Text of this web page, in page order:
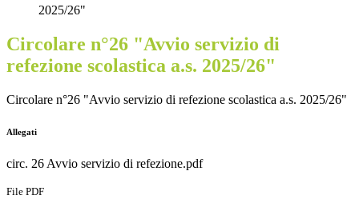
2025/26"
Circolare n°26 "Avvio servizio di
refezione scolastica a.s. 2025/26"
Circolare n°26 "Avvio servizio di refezione scolastica a.s. 2025/26"
Allegati
circ. 26 Avvio servizio di refezione.pdf
File PDF